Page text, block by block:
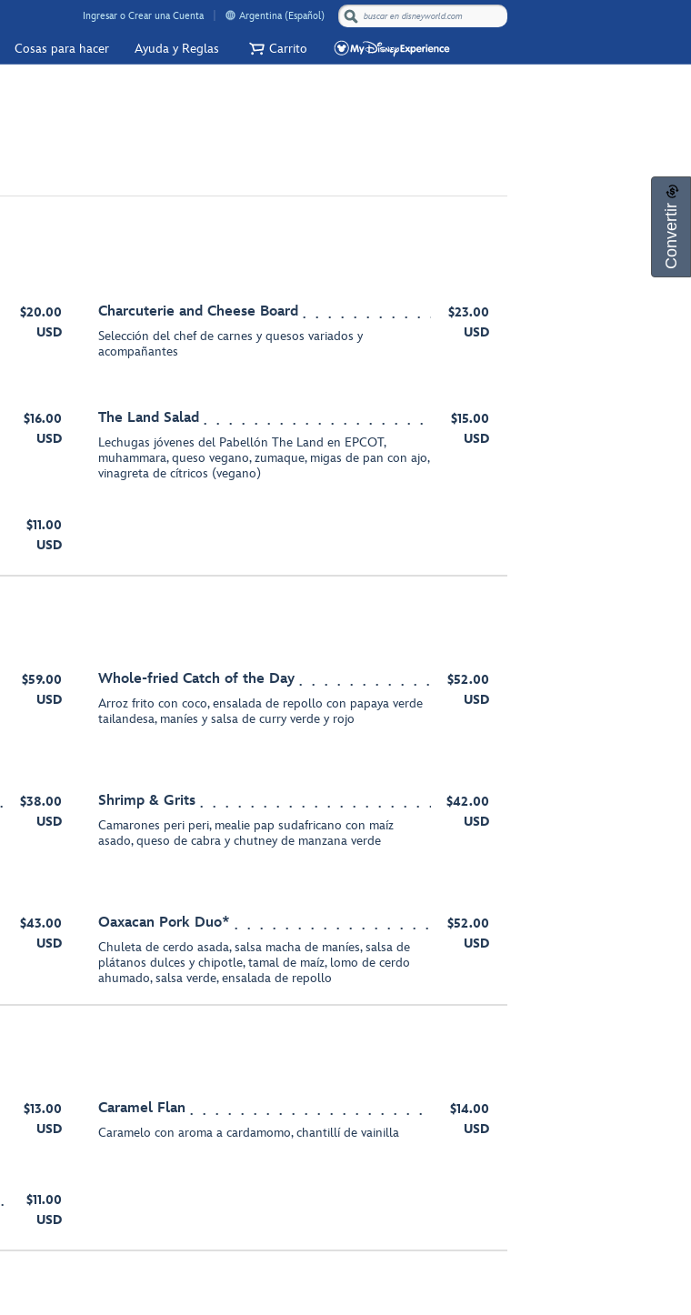
Ingresar o Crear una Cuenta Argentina (Español)
Cosas para hacer Ayuda y Reglas Carrito
$20.00
USD
Charcuterie and Cheese Board
Selección del chef de carnes y quesos variados y
acompañantes
$23.00
USD
$16.00
USD
The Land Salad
Lechugas jóvenes del Pabellón The Land en EPCOT,
muhammara, queso vegano, zumaque, migas de pan con ajo,
vinagreta de cítricos (vegano)
$15.00
USD
$11.00
USD
$59.00
USD
Whole-fried Catch of the Day
Arroz frito con coco, ensalada de repollo con papaya verde
tailandesa, maníes y salsa de curry verde y rojo
$52.00
USD
$38.00
USD
Shrimp & Grits
Camarones peri peri, mealie pap sudafricano con maíz
asado, queso de cabra y chutney de manzana verde
$42.00
USD
$43.00
USD
Oaxacan Pork Duo*
Chuleta de cerdo asada, salsa macha de maníes, salsa de
plátanos dulces y chipotle, tamal de maíz, lomo de cerdo
ahumado, salsa verde, ensalada de repollo
$52.00
USD
$13.00
USD
Caramel Flan
Caramelo con aroma a cardamomo, chantillí de vainilla
$14.00
USD
$11.00
USD
Convertir